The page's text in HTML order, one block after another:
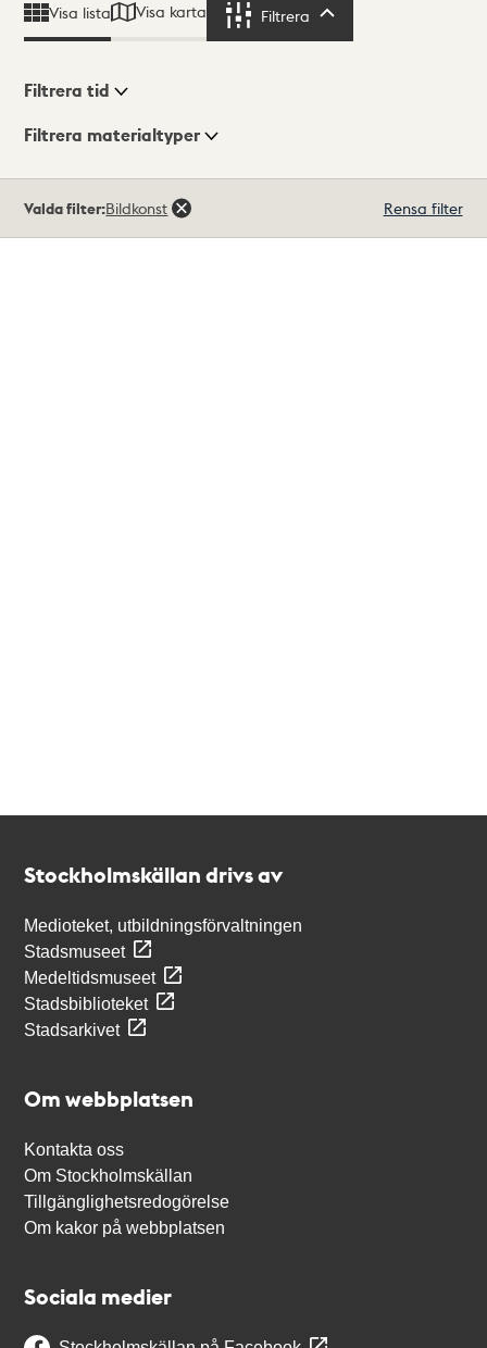
Visa lista Visa karta Filtrera
Visningsläge
Filtrera tid
Filtrera materialtyper
träffar
Valda filter:Bildkonst Rensa filter
Stockholmskällan drivs av
Medioteket, utbildningsförvaltningen
Stadsmuseet
Medeltidsmuseet
Stadsbiblioteket
Stadsarkivet
Om webbplatsen
Kontakta oss
Om Stockholmskällan
Tillgänglighetsredogörelse
Om kakor på webbplatsen
Sociala medier